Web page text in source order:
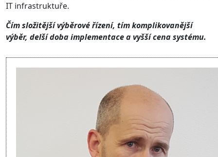
IT infrastruktuře.
Čím složitější výběrové řízení, tím komplikovanější
výběr, delší doba implementace a vyšší cena systému.